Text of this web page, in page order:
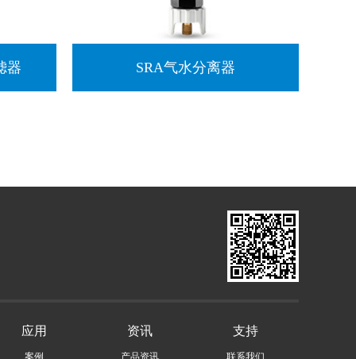
器 SRA气水分离器
应用 资讯 支持